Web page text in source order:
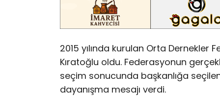
2015 yılında kurulan Orta Dernekler
Kıratoğlu oldu. Federasyonun
seçim sonucunda başkanlığa
dayanışma mesajı verdi.